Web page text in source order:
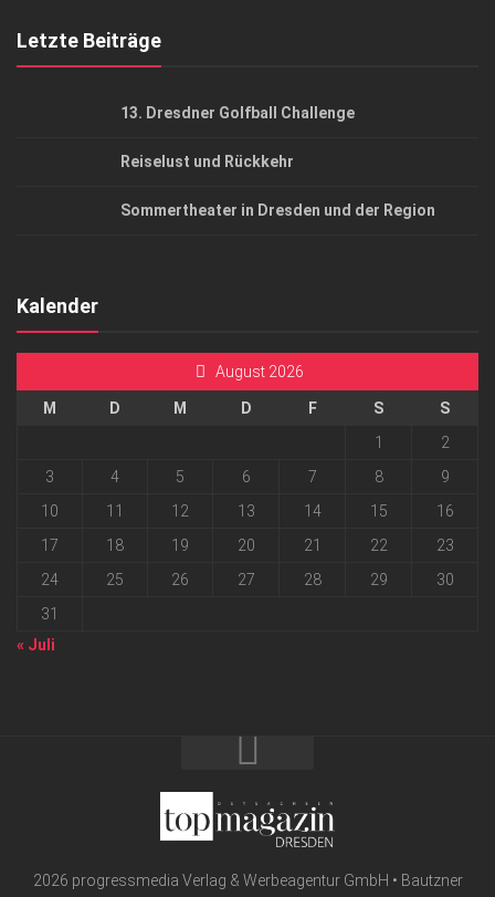
Letzte Beiträge
13. Dresdner Golfball Challenge
Reiselust und Rückkehr
Sommertheater in Dresden und der Region
Kalender
August 2026
M D M D F S
S
1
2
3
4 5 6 7 8
9
10
11 12 13 14 15
16
17
18 19 20 21 22
23
24
25 26 27 28 29
30
31
« Juli
2026 progressmedia Verlag & Werbeagentur GmbH • Bautzner